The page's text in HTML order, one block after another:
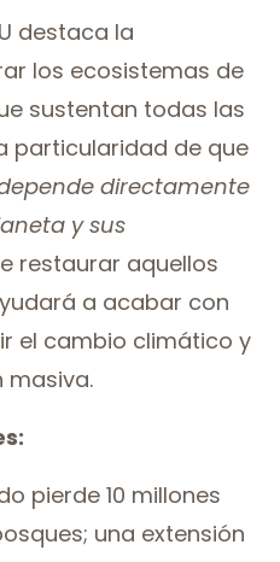
destaca la
los ecosistemas de
sustentan todas las
particularidad de que
directamente
y sus
restaurar aquellos
a acabar con
el cambio climático y
masiva.
pierde 10 millones
una extensión